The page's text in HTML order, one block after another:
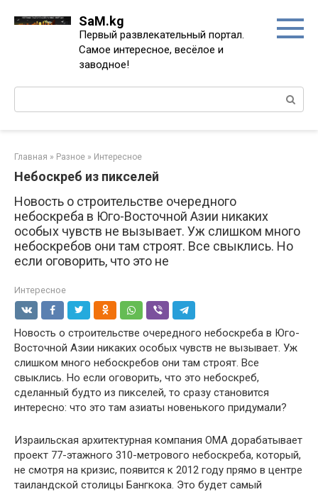
SaM.kg
Первый развлекательный портал.
Самое интересное, весёлое и
заводное!
Поиск:
Главная » Разное » Интересное
Небоскреб из пикселей
Новость о строительстве очередного
небоскреба в Юго-Восточной Азии никаких
особых чувств не вызывает. Уж слишком много
небоскребов они там строят. Все свыклись. Но
если оговорить, что это не
Интересное
Новость о строительстве очередного небоскреба в Юго-
Восточной Азии никаких особых чувств не вызывает. Уж
слишком много небоскребов они там строят. Все
свыклись. Но если оговорить, что это небоскреб,
сделанный будто из пикселей, то сразу становится
интересно: что это там азиаты новенького придумали?
Израильская архитектурная компания ОМА дорабатывает
проект 77-этажного 310-метрового небоскреба, который,
не смотря на кризис, появится к 2012 году прямо в центре
таиландской столицы Бангкока. Это будет самый